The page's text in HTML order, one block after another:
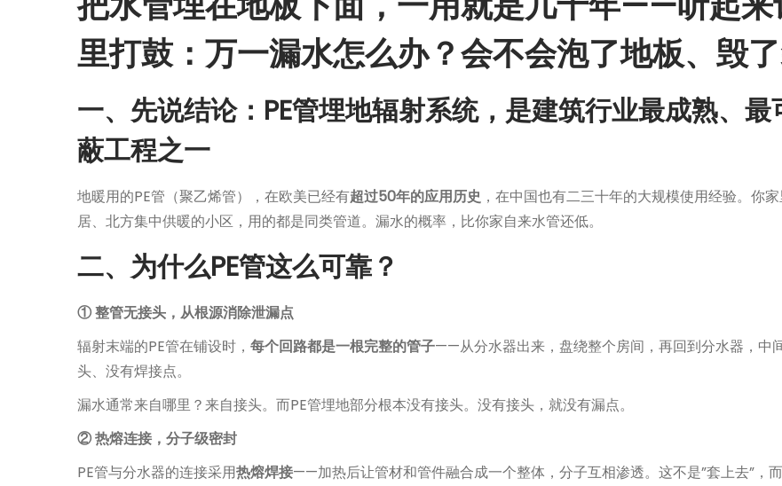
里打鼓：万一漏水怎么办？会不会泡了地板、毁
一、先说结论：PE管埋地辐射系统，是建筑行业最成熟、最
蔽工程之一
地暖用的PE管（聚乙烯管），在欧美已经有超过50年的应用历史 ，在中国也有二三十年的大规模使用经验。你
居、北方集中供暖的小区，用的都是同类管道。漏水的概率，比你家自来水管还低。
二、为什么PE管这么可靠？
① 整管无接头，从根源消除泄漏点
辐射末端的PE管在铺设时， 每个回路都是一根完整的管子——从分水器出来，盘绕整个房间，再回到分水器，中
头、没有焊接点。
漏水通常来自哪里？来自接头。而PE管埋地部分根本没有接头。没有接头，就没有漏点。
② 热熔连接，分子级密封
PE管与分水器的连接采用热熔焊接——加热后让管材和管件融合成一个整体，分子互相渗透。这不是”套上去”，而